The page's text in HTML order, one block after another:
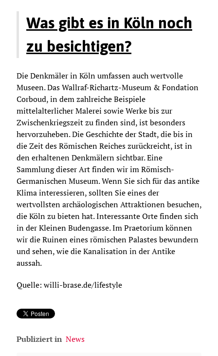
Was gibt es in Köln noch
zu besichtigen?
Die Denkmäler in Köln umfassen auch wertvolle
Museen. Das Wallraf-Richartz-Museum & Fondation
Corboud, in dem zahlreiche Beispiele
mittelalterlicher Malerei sowie Werke bis zur
Zwischenkriegszeit zu finden sind, ist besonders
hervorzuheben. Die Geschichte der Stadt, die bis in
die Zeit des Römischen Reiches zurückreicht, ist in
den erhaltenen Denkmälern sichtbar. Eine
Sammlung dieser Art finden wir im Römisch-
Germanischen Museum. Wenn Sie sich für das antike
Klima interessieren, sollten Sie eines der
wertvollsten archäologischen Attraktionen besuchen,
die Köln zu bieten hat. Interessante Orte finden sich
in der Kleinen Budengasse. Im Praetorium können
wir die Ruinen eines römischen Palastes bewundern
und sehen, wie die Kanalisation in der Antike
aussah.
Quelle: willi-brase.de/lifestyle
Publiziert in News